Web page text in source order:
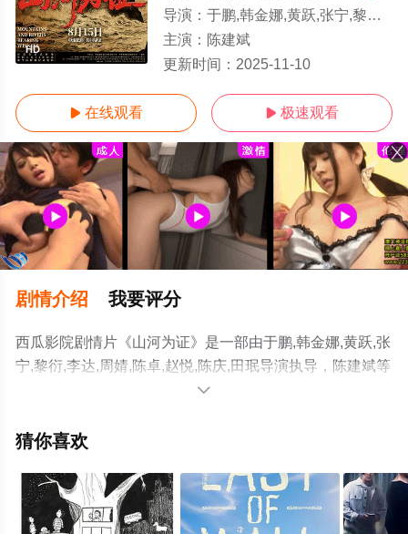
HD
导演： 于鹏,韩金娜,黄跃,张宁,黎衍,李达,周婧,陈卓,赵悦,陈庆,田珉
主演： 陈建斌
更新时间： 2025-11-10
 在线观看  极速观看
剧情介绍 我要评分
西瓜影院剧情片《山河为证》是一部由于鹏,韩金娜,黄跃,张
宁,黎衍,李达,周婧,陈卓,赵悦,陈庆,田珉导演执导，陈建斌等
演员精彩演绎的中国大陆电影，手机免费观看高清未删减
瓣电影、电视猫或剧情网等平台了解。

猜你喜欢